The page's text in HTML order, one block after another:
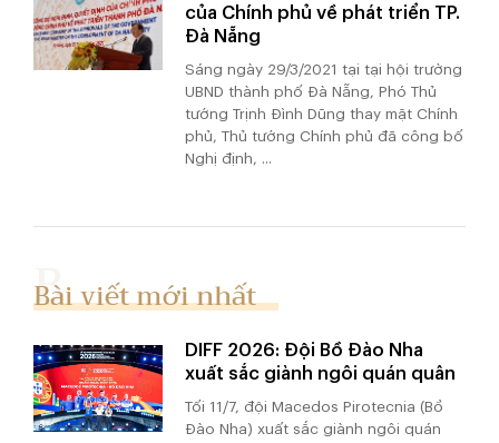
của Chính phủ về phát triển TP.
Đà Nẵng
Sáng ngày 29/3/2021 tại tại hội trường
UBND thành phố Đà Nẵng, Phó Thủ
tướng Trịnh Đình Dũng thay mặt Chính
phủ, Thủ tướng Chính phủ đã công bố
Nghị định, ...
Bài viết mới nhất
DIFF 2026: Đội Bồ Đào Nha
xuất sắc giành ngôi quán quân
Tối 11/7, đội Macedos Pirotecnia (Bồ
Đào Nha) xuất sắc giành ngôi quán